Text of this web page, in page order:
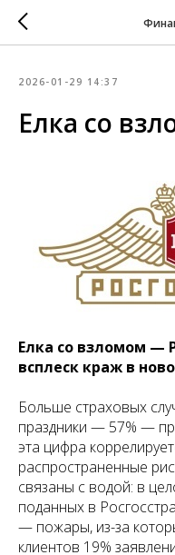
2026-01-29 14:37
Елка со
Елка со взломом —
всплеск краж в
Больше страховых
праздники — 57% —
эта цифра
распространенные
связаны с водой: в
поданных в
— пожары, из-за
клиентов 19%